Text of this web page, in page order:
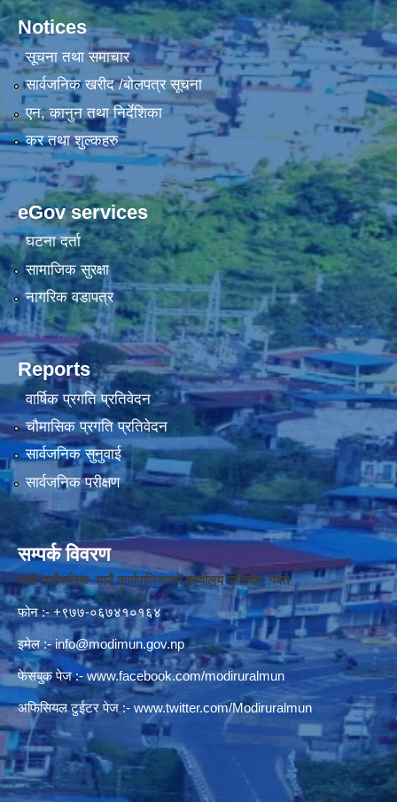
Notices
सूचना तथा समाचार
सार्वजनिक खरीद /बोलपत्र सूचना
एन, कानुन तथा निर्देशिका
कर तथा शुल्कहरु
eGov services
घटना दर्ता
सामाजिक सुरक्षा
नागरिक वडापत्र
Reports
वार्षिक प्रगति प्रतिवेदन
चौमासिक प्रगति प्रतिवेदन
सार्वजनिक सुनुवाई
सार्वजनिक परीक्षण
सम्पर्क विवरण
मोदी गाउँपालिक गाउँ कार्यपालिकाको कार्यालय पातिचौर, पर्बत
फोन :- +९७७-०६७४१०१६४
इमेल :-info@modimun.gov.np
फेसबुक पेज :-www.facebook.com/modiruralmun
अफिसियल टुईटर पेज :- www.twitter.com/Modiruralmun